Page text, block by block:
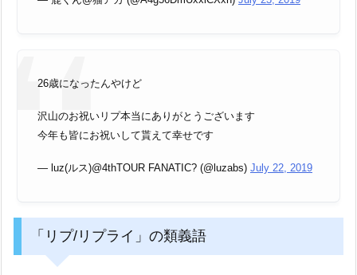
26歳になったんやけど
沢山のお祝いリプ本当にありがとうございます
今年も皆にお祝いして貰えて幸せです
— luz(ルス)@4thTOUR FANATIC? (@luzabs) July 22, 2019
「リプ/リプライ」の類義語